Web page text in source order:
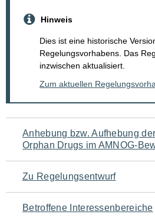
Hinweis
Dies ist eine historische
Regelungsvorhabens. Das
inzwischen aktualisiert.
Zum aktuellen
Navigation
für
den
Seiteninhalt
Anhebung bzw. Aufhebung
Orphan Drugs im AMNOG-
Zu Regelungsentwurf
Betroffene Interessenbereiche